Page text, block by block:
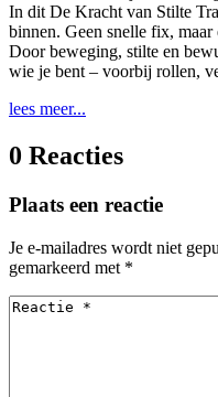
In dit De Kracht van Stilte
binnen. Geen snelle fix,
Door beweging, stilte en
wie je bent – voorbij rollen,
lees meer...
0 Reacties
Plaats een reactie
Je e-mailadres wordt niet
gemarkeerd met *